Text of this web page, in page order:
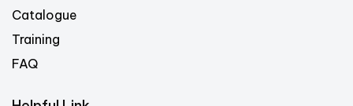
Catalogue
Training
FAQ